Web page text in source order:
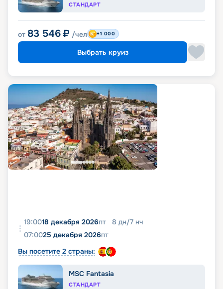
СТАНДАРТ
от 83 546 ₽ /чел +1 000
Выбрать круиз
19:0018 декабря 2026пт 8 дн/7 нч
07:0025 декабря 2026пт
Вы посетите 2 страны:
MSC Fantasia
СТАНДАРТ